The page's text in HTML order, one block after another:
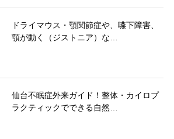
ドライマウス・顎関節症や、嚥下障害、
顎が動く（ジストニア）な…
仙台不眠症外来ガイド！整体・カイロプ
ラクティックでできる自然…